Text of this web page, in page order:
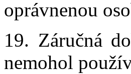
oprávnenou
19. Záručná
nemohol